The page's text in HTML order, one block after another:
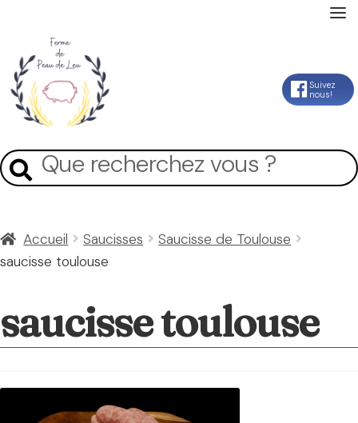
Aller
navigation
Aller
Suivez
nous!
Mon Compte
Recherche
pour :
Recherche
Accueil Saucisses
Saucisse de Toulouse
saucisse toulouse
saucisse toulouse